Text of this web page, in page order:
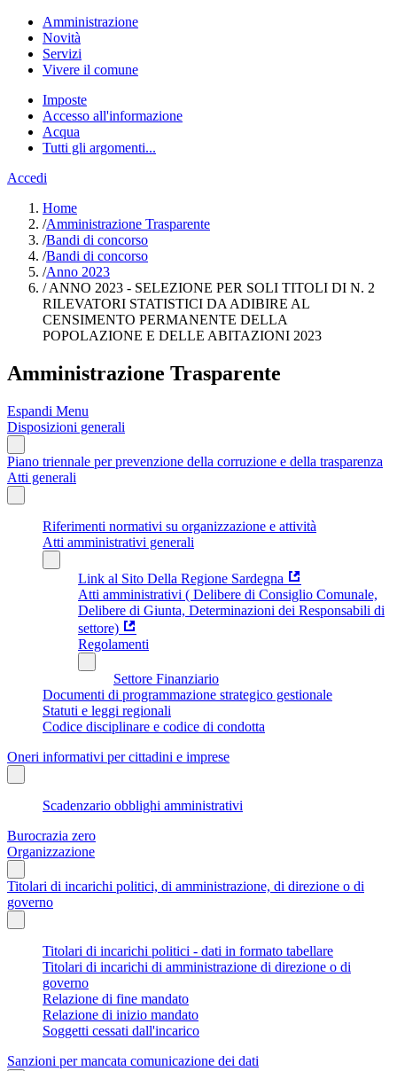
Amministrazione
Novità
Servizi
Vivere il comune
Imposte
Accesso all'informazione
Acqua
Tutti gli argomenti...
Accedi
Home
/Amministrazione Trasparente
/Bandi di concorso
/Bandi di concorso
/Anno 2023
/ANNO 2023 - SELEZIONE PER SOLI TITOLI DI N. 2
RILEVATORI STATISTICI DA ADIBIRE AL
CENSIMENTO PERMANENTE DELLA
POPOLAZIONE E DELLE ABITAZIONI 2023
Amministrazione Trasparente
Espandi Menu
Disposizioni generali
Piano triennale per prevenzione della corruzione e della trasparenza
Atti generali
Riferimenti normativi su organizzazione e attività
Atti amministrativi generali
Link al Sito Della Regione Sardegna
Atti amministrativi ( Delibere di Consiglio Comunale,
Delibere di Giunta, Determinazioni dei Responsabili di
settore)
Regolamenti
Settore Finanziario
Documenti di programmazione strategico gestionale
Statuti e leggi regionali
Codice disciplinare e codice di condotta
Oneri informativi per cittadini e imprese
Scadenzario obblighi amministrativi
Burocrazia zero
Organizzazione
Titolari di incarichi politici, di amministrazione, di direzione o di
governo
Titolari di incarichi politici - dati in formato tabellare
Titolari di incarichi di amministrazione di direzione o di
governo
Relazione di fine mandato
Relazione di inizio mandato
Soggetti cessati dall'incarico
Sanzioni per mancata comunicazione dei dati